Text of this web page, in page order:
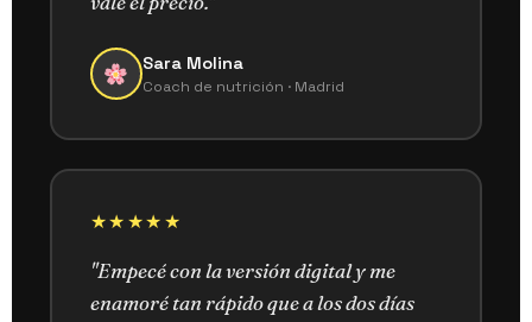
Sara Molina
Coach de nutrición · Madrid
★★★★★
"Empecé con la versión digital y me
enamoré tan rápido que a los dos días